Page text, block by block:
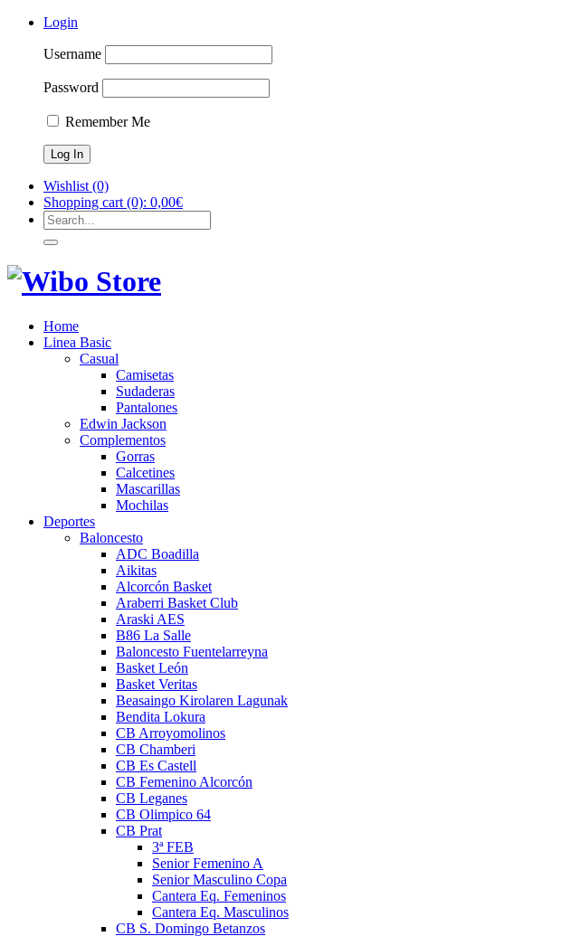
Login
Username
Password
Remember Me
Wishlist (0)
Shopping cart (0): 0,00€
Home
Linea Basic
Casual
Camisetas
Sudaderas
Pantalones
Edwin Jackson
Complementos
Gorras
Calcetines
Mascarillas
Mochilas
Deportes
Baloncesto
ADC Boadilla
Aikitas
Alcorcón Basket
Araberri Basket Club
Araski AES
B86 La Salle
Baloncesto Fuentelarreyna
Basket León
Basket Veritas
Beasaingo Kirolaren Lagunak
Bendita Lokura
CB Arroyomolinos
CB Chamberi
CB Es Castell
CB Femenino Alcorcón
CB Leganes
CB Olimpico 64
CB Prat
3ª FEB
Senior Femenino A
Senior Masculino Copa
Cantera Eq. Femeninos
Cantera Eq. Masculinos
CB S. Domingo Betanzos